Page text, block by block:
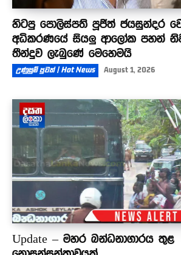
හිටපු පොලිස්පති පූජිත් ජයසුන්දර
අධිකරණයේ සියලු ආලෝක පහන්
තීන්දුව ලැබුණේ මෙහෙමයි
උණුසුම් පුවත් | Hot News August 1, 2026
Update – මහර බන්ධනාගාරය තුළ